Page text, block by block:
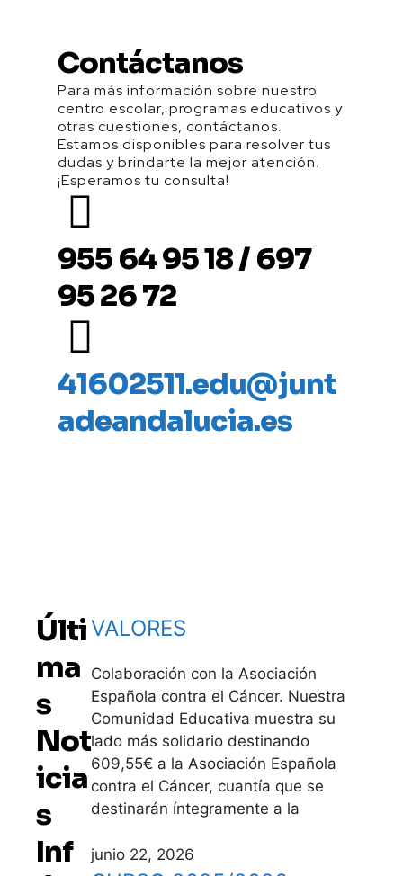
Contáctanos
Para más información sobre nuestro
centro escolar, programas educativos y
otras cuestiones, contáctanos.
Estamos disponibles para resolver tus
dudas y brindarte la mejor atención.
¡Esperamos tu consulta!
955 64 95 18 / 697
95 26 72
41602511.edu@junt
adeandalucia.es
Últi
ma
s
Not
icia
s
Inf
VALORES
Colaboración con la Asociación
Española contra el Cáncer. Nuestra
Comunidad Educativa muestra su
lado más solidario destinando
609,55€ a la Asociación Española
contra el Cáncer, cuantía que se
destinarán íntegramente a la
junio 22, 2026